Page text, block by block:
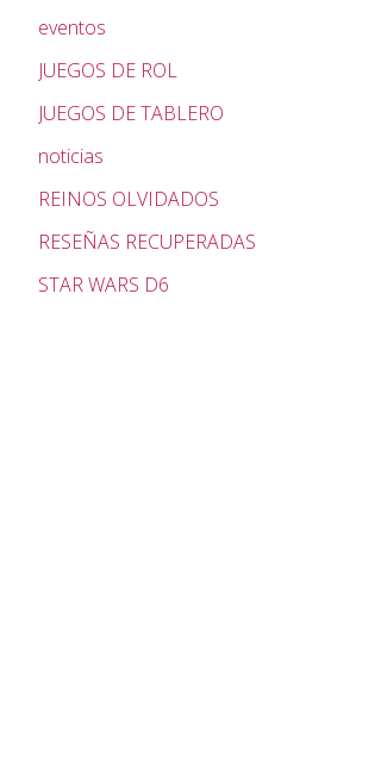
eventos
JUEGOS DE ROL
JUEGOS DE TABLERO
noticias
REINOS OLVIDADOS
RESEÑAS RECUPERADAS
STAR WARS D6